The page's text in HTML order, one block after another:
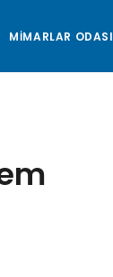
MİMARLAR ODASI